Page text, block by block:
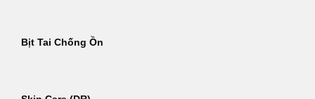
Bịt Tai Chống Ồn